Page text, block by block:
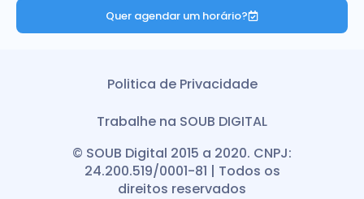
Quer agendar um horário?
Politica de Privacidade
Trabalhe na SOUB DIGITAL
© SOUB Digital 2015 a 2020. CNPJ:
24.200.519/0001-81 | Todos os
direitos reservados